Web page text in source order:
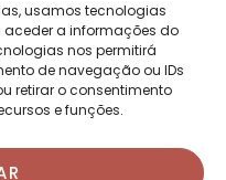
usamos tecnologias
a informações do
nos permitirá
de navegação ou IDs
retirar o consentimento
e funções.